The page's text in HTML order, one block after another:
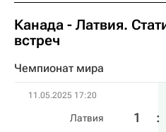
Канада - Латвия.
встреч
Чемпионат мира
11.05.2025 17:20
Латвия 1 :